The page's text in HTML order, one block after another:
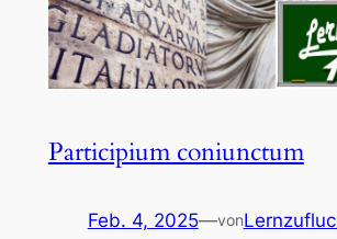
Participium coniunctum
Feb. 4, 2025—von